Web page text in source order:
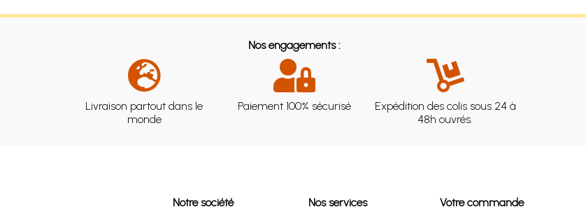
Nos engagements :
Livraison partout dans le
monde
Paiement 100% sécurisé
Expédition des colis sous 24 à
48h ouvrés.
Notre société Nos services Votre commande